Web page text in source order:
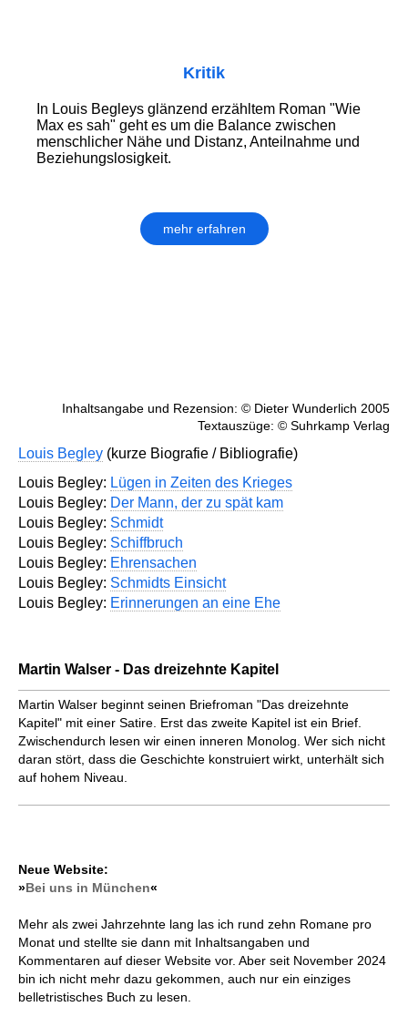
Kritik
In Louis Begleys glänzend erzähltem Roman "Wie
Max es sah" geht es um die Balance zwischen
menschlicher Nähe und Distanz, Anteilnahme und
Beziehungslosigkeit.
mehr erfahren
Inhaltsangabe und Rezension: © Dieter Wunderlich 2005
Textauszüge: © Suhrkamp Verlag
Louis Begley (kurze Biografie / Bibliografie)
Louis Begley: Lügen in Zeiten des Krieges
Louis Begley: Der Mann, der zu spät kam
Louis Begley: Schmidt
Louis Begley: Schiffbruch
Louis Begley: Ehrensachen
Louis Begley: Schmidts Einsicht
Louis Begley: Erinnerungen an eine Ehe
Martin Walser - Das dreizehnte Kapitel
Martin Walser beginnt seinen Briefroman "Das dreizehnte
Kapitel" mit einer Satire. Erst das zweite Kapitel ist ein Brief.
Zwischendurch lesen wir einen inneren Monolog. Wer sich nicht
daran stört, dass die Geschichte konstruiert wirkt, unterhält sich
auf hohem Niveau.
Neue Website:
»Bei uns in München«
Mehr als zwei Jahrzehnte lang las ich rund zehn Romane pro
Monat und stellte sie dann mit Inhaltsangaben und
Kommentaren auf dieser Website vor. Aber seit November 2024
bin ich nicht mehr dazu gekommen, auch nur ein einziges
belletristisches Buch zu lesen.